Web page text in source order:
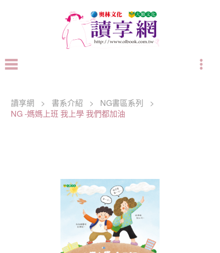
讀享網 > 書系介紹 > NG書區系列
>
NG -媽媽上班 我上學 我們都加油